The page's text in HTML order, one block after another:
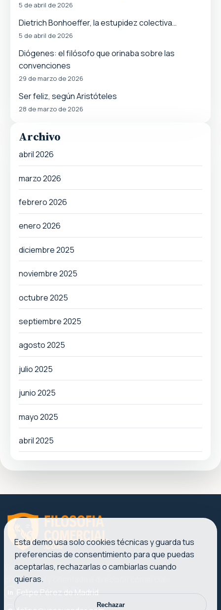
5 de abril de 2026
Dietrich Bonhoeffer, la estupidez colectiva…
5 de abril de 2026
Diógenes: el filósofo que orinaba sobre las
convenciones
29 de marzo de 2026
Ser feliz, según Aristóteles
28 de marzo de 2026
Archivo
abril 2026
marzo 2026
febrero 2026
enero 2026
diciembre 2025
noviembre 2025
octubre 2025
septiembre 2025
agosto 2025
julio 2025
junio 2025
mayo 2025
abril 2025
Ventas, liderazgo y marketing con una voz clara,
profesional y orientada a dirección comercial.
Felipe Pérez de Madrid
Esta demo usa solo cookies técnicas y guarda tus
preferencias de consentimiento para que puedas
aceptarlas, rechazarlas o cambiarlas cuando
quieras.
Rechazar